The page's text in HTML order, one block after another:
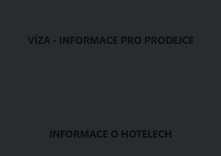
VÍZA - INFORMACE PRO PRODEJCE
INFORMACE O HOTELECH